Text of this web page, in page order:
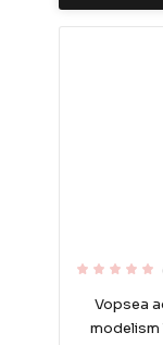
Vopsea
modelism